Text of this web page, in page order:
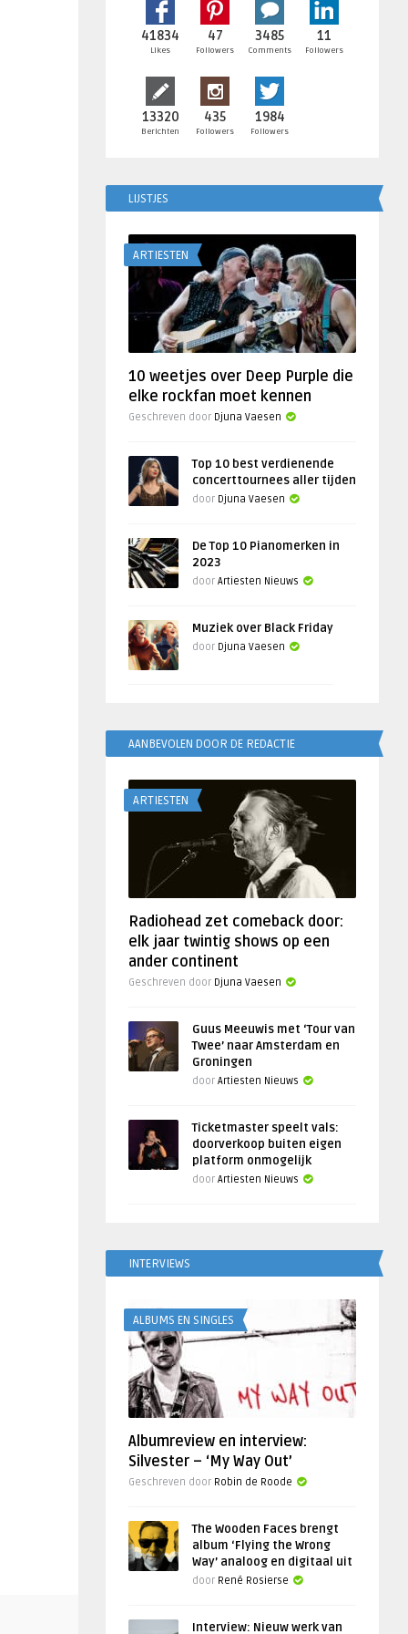
41834
Likes
47
Followers
3485
Comments
11
Followers
13320
Berichten
435
Followers
1984
Followers
LIJSTJES
ARTIESTEN
10 weetjes over Deep Purple die
elke rockfan moet kennen
Geschreven door Djuna Vaesen
Top 10 best verdienende
concerttournees aller tijden
door Djuna Vaesen
De Top 10 Pianomerken in
2023
door Artiesten Nieuws
Muziek over Black Friday
door Djuna Vaesen
AANBEVOLEN DOOR DE REDACTIE
ARTIESTEN
Radiohead zet comeback door:
elk jaar twintig shows op een
ander continent
Geschreven door Djuna Vaesen
Guus Meeuwis met ‘Tour van
Twee’ naar Amsterdam en
Groningen
door Artiesten Nieuws
Ticketmaster speelt vals:
doorverkoop buiten eigen
platform onmogelijk
door Artiesten Nieuws
INTERVIEWS
ALBUMS EN SINGLES
Albumreview en interview:
Silvester – ‘My Way Out’
Geschreven door Robin de Roode
The Wooden Faces brengt
album ‘Flying the Wrong
Way’ analoog en digitaal uit
door René Rosierse
Interview: Nieuw werk van